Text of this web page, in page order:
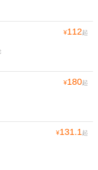
¥439起
¥112起
¥180 起